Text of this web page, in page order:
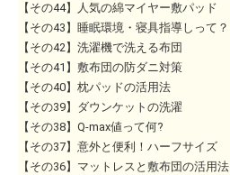
【その44】人気の綿マイヤー敷パッド
【その43】睡眠環境・寝具指導しって？
【その42】洗濯機で洗える布団
【その41】敷布団の防ダニ対策
【その40】枕パッドの活用法
【その39】ダウンケットの洗濯
【その38】Q-max値って何?
【その37】意外と便利！ハーフサイズ
【その36】マットレスと敷布団の活用法